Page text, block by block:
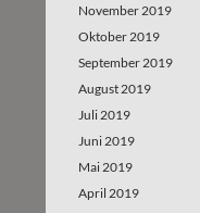
November 2019
Oktober 2019
September 2019
August 2019
Juli 2019
Juni 2019
Mai 2019
April 2019